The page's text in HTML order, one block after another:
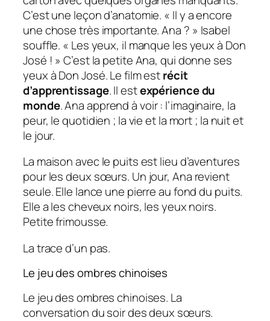
C’est une leçon d’anatomie. « Il y a encore
une chose très importante. Ana ? » Isabel
souffle. « Les yeux, il manque les yeux à Don
José ! » C’est la petite Ana, qui donne ses
yeux à Don José. Le film estrécit
d’apprentissage. Il estexpérience du
monde. Ana apprend à voir : l’imaginaire, la
peur, le quotidien ; la vie et la mort ; la nuit et
le jour.
La maison avec le puits est lieu d’aventures
pour les deux sœurs. Un jour, Ana revient
seule. Elle lance une pierre au fond du puits.
Elle a les cheveux noirs, les yeux noirs.
Petite frimousse.
La trace d’un pas.
Le jeu des ombres chinoises
Le jeu des ombres chinoises. La
conversation du soir des deux sœurs.